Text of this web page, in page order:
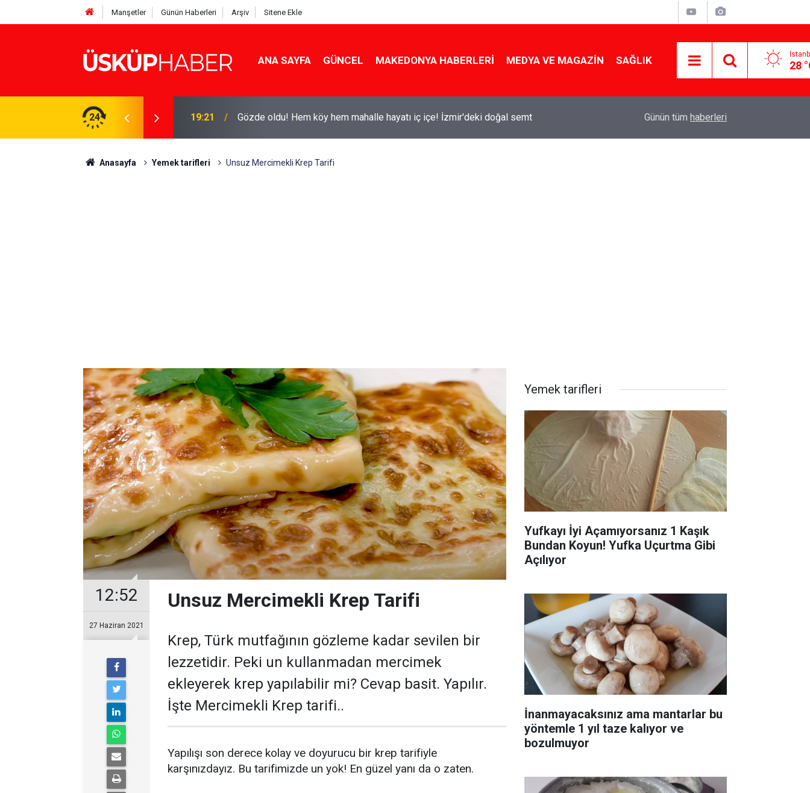
Manşetler Günün Haberleri Arşiv Sitene Ekle
ANA SAYFA GÜNCEL MAKEDONYA HABERLERI MEDYA VE MAGAZIN SAĞLIK 28
24 19:21 Gözde oldu! Hem köy hem mahalle hayatı iç içe! İzmir'deki doğal semt
yapmanın sırrı
Günün tüm haberleri
Anasayfa Yemek tarifleri Unsuz Mercimekli Krep Tarifi
12:52
27 Haziran 2021
Unsuz Mercimekli Krep Tarifi
Krep, Türk mutfağının gözleme kadar sevilen bir
lezzetidir. Peki un kullanmadan mercimek
ekleyerek krep yapılabilir mi? Cevap basit. Yapılır.
İşte Mercimekli Krep tarifi..
Yapılışı son derece kolay ve doyurucu bir krep tarifiyle
karşınızdayız. Bu tarifimizde un yok! En güzel yanı da o zaten.
Yemek tarifleri
Yufkayı İyi Açamıyorsanız 1 Kaşık
Bundan Koyun! Yufka Uçurtma Gibi
Açılıyor
İnanmayacaksınız ama mantarlar bu
yöntemle 1 yıl taze kalıyor ve
bozulmuyor